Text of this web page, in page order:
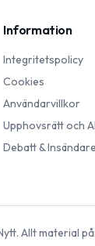
Information
Integritetspolicy
Cookies
Användarvillkor
Upphovsrätt och AI
Debatt & Insändare
. Allt material på